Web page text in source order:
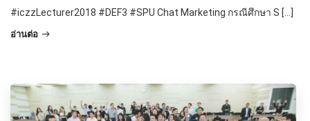
#iczzLecturer2018 #DEF3 #SPU Chat Marketing กรณีศึกษา S […]
อ่านต่อ